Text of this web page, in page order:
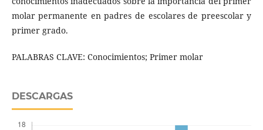
molar permanente en padres de escolares de preescolar y
primer grado.
PALABRAS CLAVE: Conocimientos; Primer molar
DESCARGAS